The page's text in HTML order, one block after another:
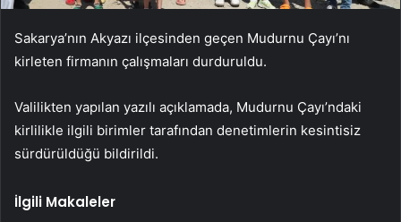
Sakarya’nın Akyazı ilçesinden geçen Mudurnu Çayı’nı
kirleten firmanın çalışmaları durduruldu.
Valilikten yapılan yazılı açıklamada, Mudurnu Çayı’ndaki
kirlilikle ilgili birimler tarafından denetimlerin kesintisiz
sürdürüldüğü bildirildi.
İlgili Makaleler